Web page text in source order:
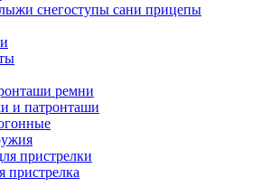
снегоступы сани прицепы
ремни
и патронташи
пристрелки
пристрелка